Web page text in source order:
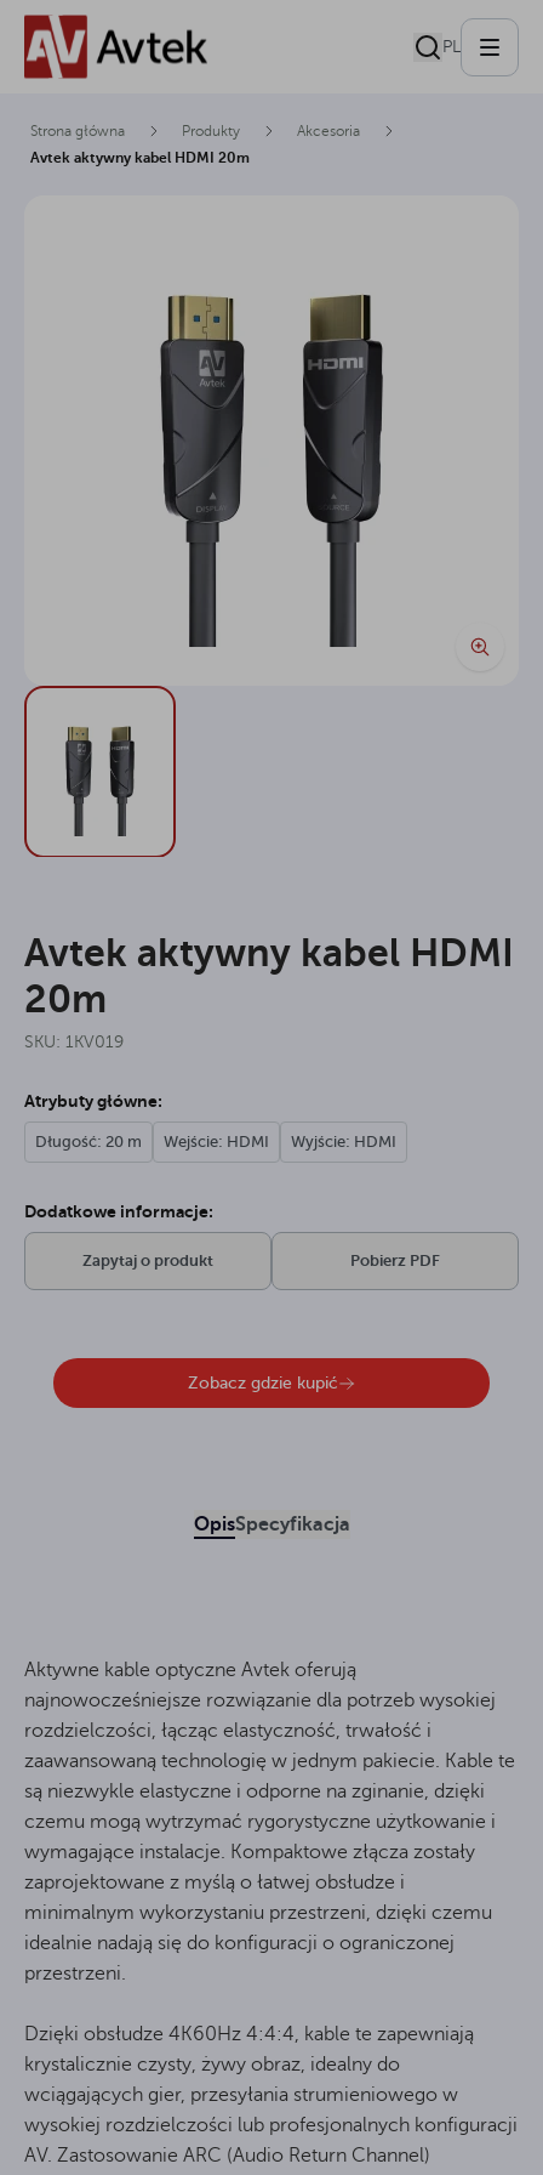
PL
Strona główna Produkty
Akcesoria
Avtek aktywny kabel HDMI 20m
Avtek aktywny kabel HDMI
20m
SKU: 1KV019
Atrybuty główne:
Długość: 20 m Wejście: HDMI Wyjście: HDMI
Dodatkowe informacje:
Zapytaj o produkt Pobierz PDF
Zobacz gdzie kupić
OpisSpecyfikacja
Aktywne kable optyczne Avtek oferują
najnowocześniejsze rozwiązanie dla potrzeb wysokiej
rozdzielczości, łącząc elastyczność, trwałość i
zaawansowaną technologię w jednym pakiecie. Kable te
są niezwykle elastyczne i odporne na zginanie, dzięki
czemu mogą wytrzymać rygorystyczne użytkowanie i
wymagające instalacje. Kompaktowe złącza zostały
zaprojektowane z myślą o łatwej obsłudze i
minimalnym wykorzystaniu przestrzeni, dzięki czemu
idealnie nadają się do konfiguracji o ograniczonej
przestrzeni.
Dzięki obsłudze 4K60Hz 4:4:4, kable te zapewniają
krystalicznie czysty, żywy obraz, idealny do
wciągających gier, przesyłania strumieniowego w
wysokiej rozdzielczości lub profesjonalnych konfiguracji
AV. Zastosowanie ARC (Audio Return Channel)